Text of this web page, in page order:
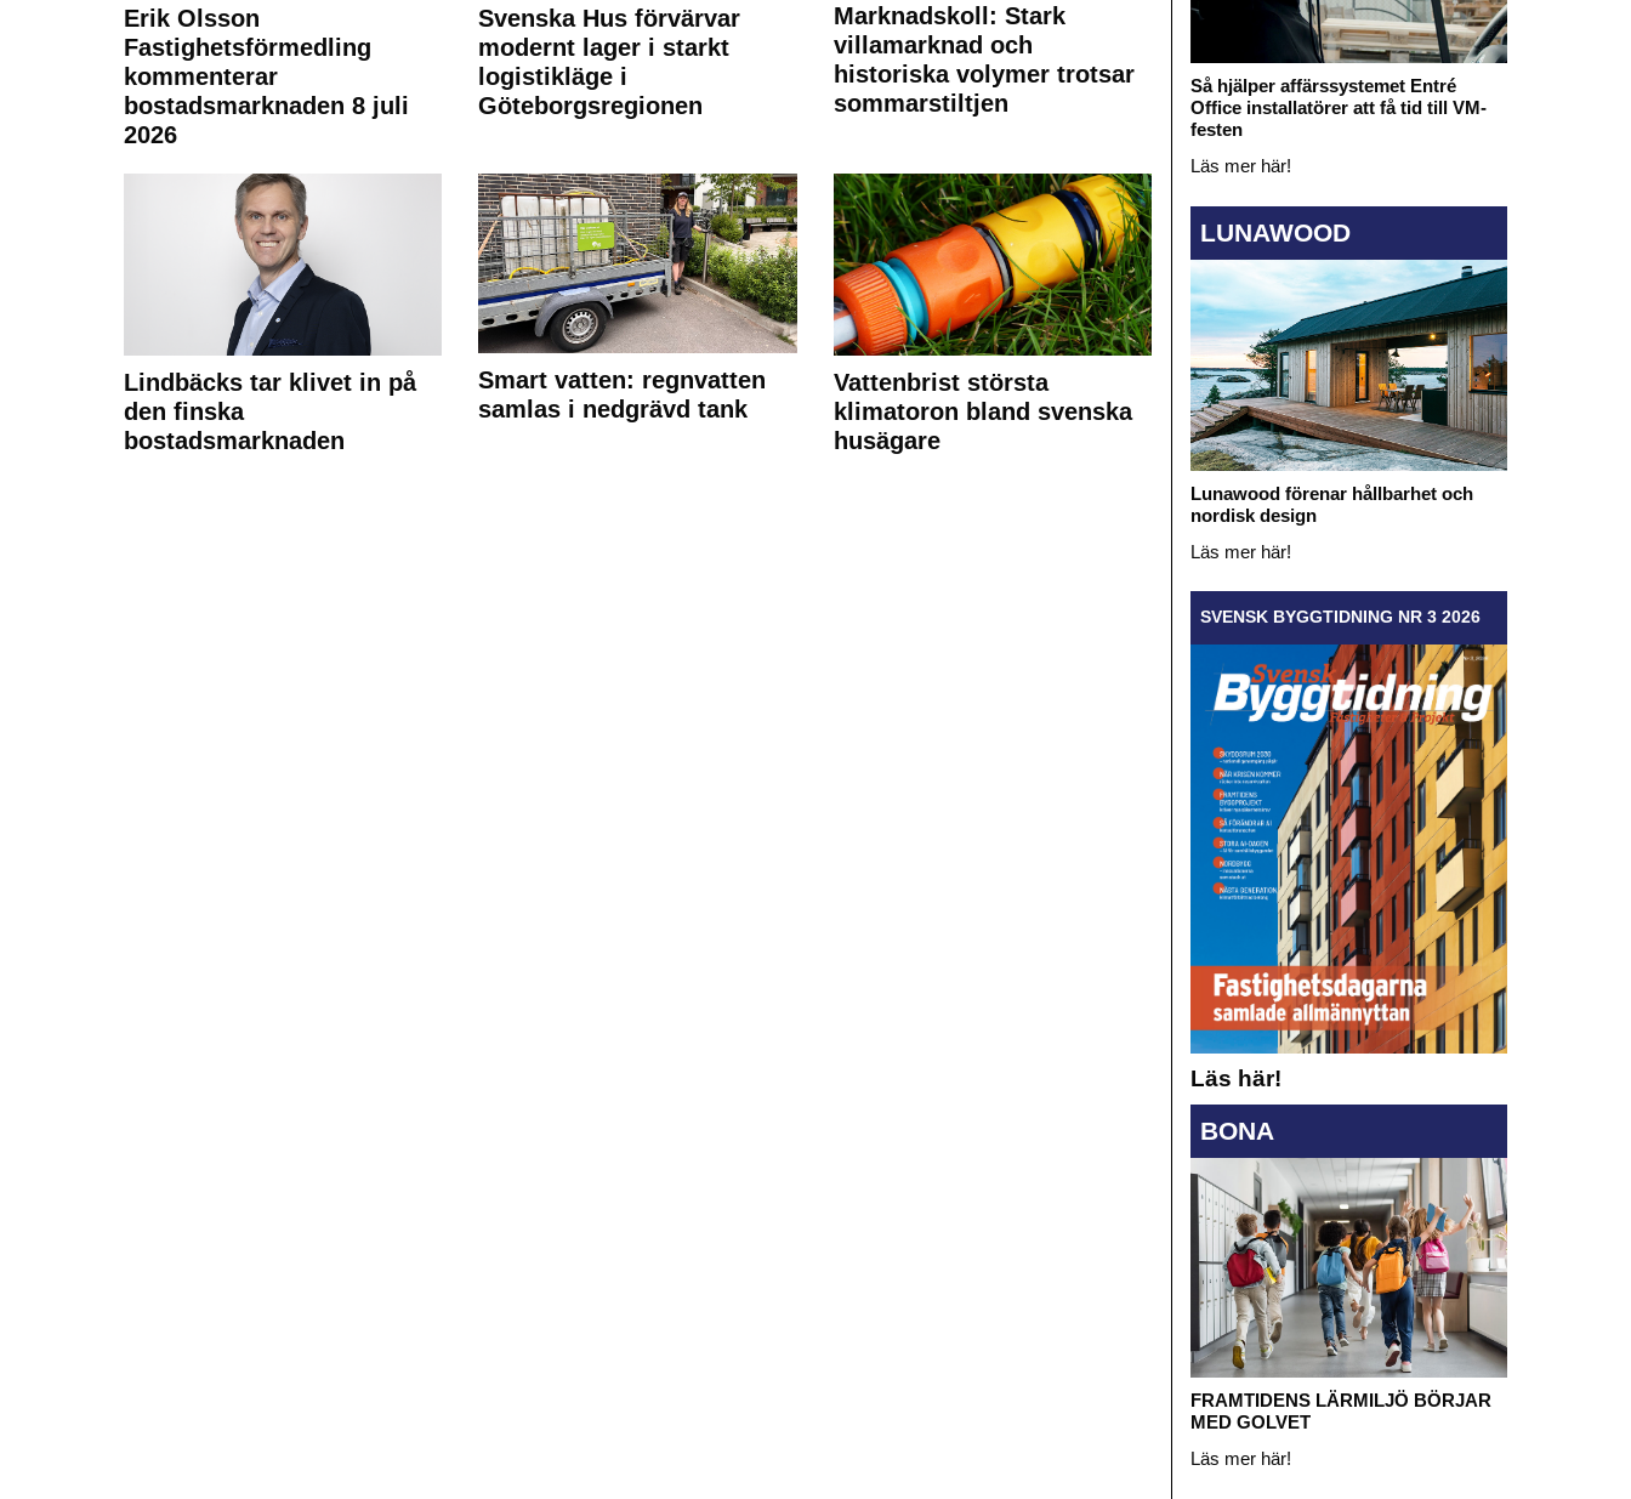
Erik Olsson
Fastighetsförmedling
kommenterar
bostadsmarknaden 8 juli
2026
Svenska Hus förvärvar
modernt lager i starkt
logistikläge i
Göteborgsregionen
Marknadskoll: Stark
villamarknad och
historiska volymer trotsar
sommarstiltjen
Lindbäcks tar klivet in på
den finska
bostadsmarknaden
Smart vatten: regnvatten
samlas i nedgrävd tank
Vattenbrist största
klimatoron bland svenska
husägare
Så hjälper affärssystemet Entré
Office installatörer att få tid till VM-
festen
Läs mer här!
LUNAWOOD
Lunawood förenar hållbarhet och
nordisk design
Läs mer här!
SVENSK BYGGTIDNING NR 3 2026
Läs här!
BONA
FRAMTIDENS LÄRMILJÖ BÖRJAR
MED GOLVET
Läs mer här!